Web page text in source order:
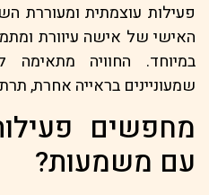
פעילות עוצמתית ומעוררת
האישי של אישה עיוורת
במיוחד. החוויה מתאימה
שמעוניינים בראייה אחרת,
מחפשים
עם משמעות?